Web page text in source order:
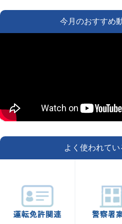
今月のおすすめ
よく使われて